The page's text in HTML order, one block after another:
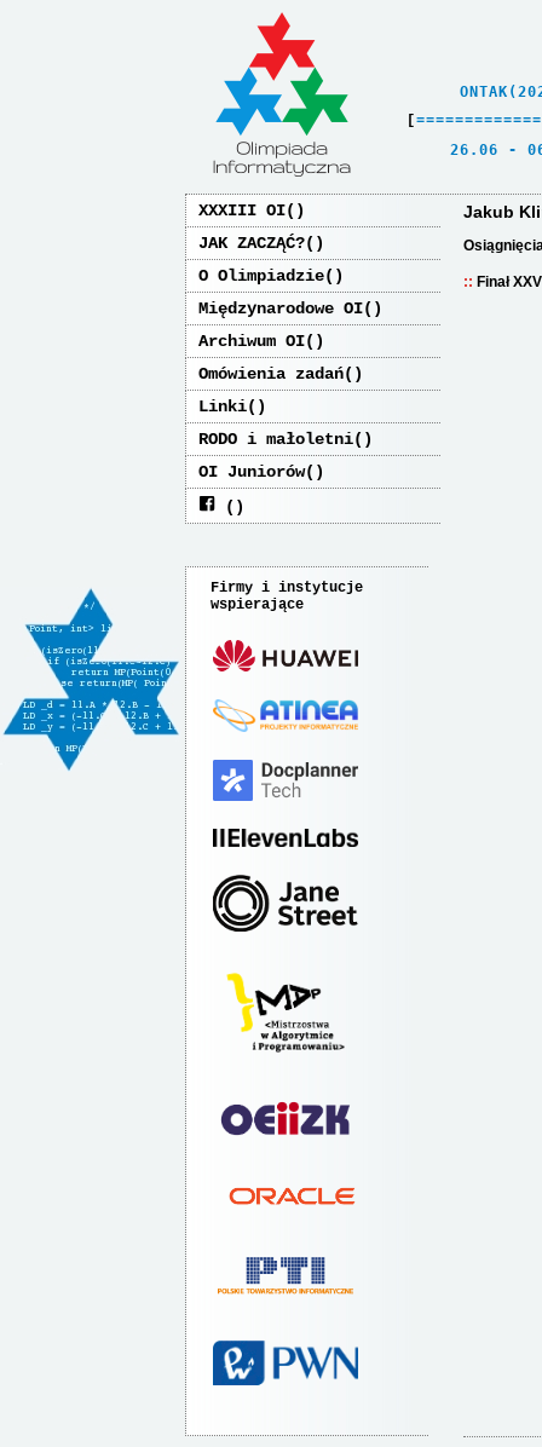
[ =============
26.06
XXXIII OI
JAK ZACZĄĆ?
O Olimpiadzie
Międzynarodowe OI
Archiwum OI
Omówienia zadań
Linki
RODO i małoletni
OI Juniorów
Firmy i instytucje
wspierające
Jakub
Finał